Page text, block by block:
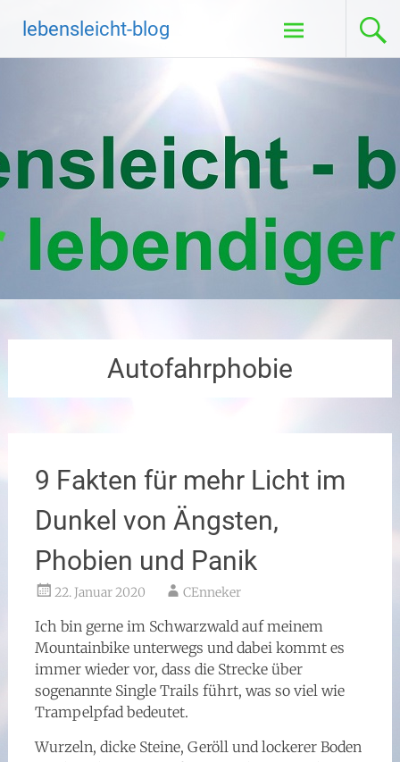
Inhalt
springen
lebensleicht-blog
Autofahrphobie
9 Fakten für mehr Licht im
Dunkel von Ängsten,
Phobien und Panik
22. Januar 2020 CEnneker
Ich bin gerne im Schwarzwald auf meinem
Mountainbike unterwegs und dabei kommt es
immer wieder vor, dass die Strecke über
sogenannte Single Trails führt, was so viel wie
Trampelpfad bedeutet.
Wurzeln, dicke Steine, Geröll und lockerer Boden